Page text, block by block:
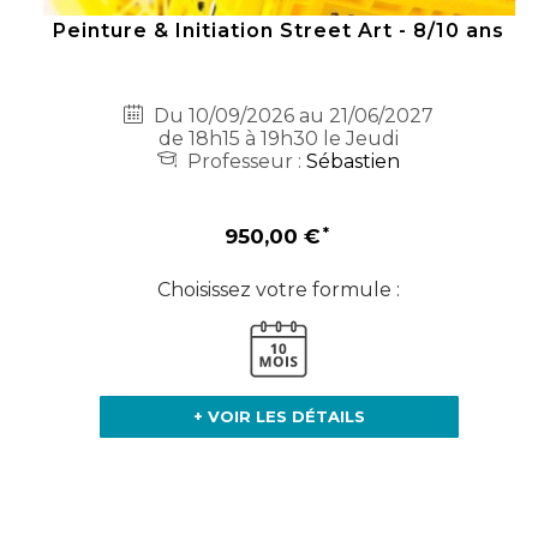
Peinture & Initiation Street Art - 8/10 ans
Du 10/09/2026 au 21/06/2027
de 18h15 à 19h30 le Jeudi
Professeur :Sébastien
950,00 €
Choisissez votre formule :
+ VOIR LES DÉTAILS